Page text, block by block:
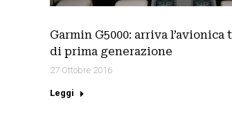
Garmin G5000: arriva
di prima generazione
27 Ottobre 2016
Leggi